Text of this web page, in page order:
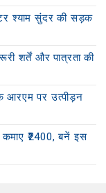
श्याम सुंदर की सड़क
शर्तें और पात्रता की
आरएम पर उत्पीड़न
कमाए ₹2400, बनें इस